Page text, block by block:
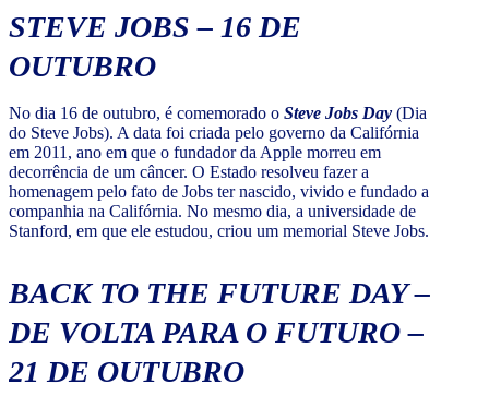
STEVE JOBS – 16 DE
OUTUBRO
No dia 16 de outubro, é comemorado o Steve Jobs Day (Dia
do Steve Jobs). A data foi criada pelo governo da Califórnia
em 2011, ano em que o fundador da Apple morreu em
decorrência de um câncer. O Estado resolveu fazer a
homenagem pelo fato de Jobs ter nascido, vivido e fundado a
companhia na Califórnia. No mesmo dia, a universidade de
Stanford, em que ele estudou, criou um memorial Steve Jobs.
BACK TO THE FUTURE DAY –
DE VOLTA PARA O FUTURO –
21 DE OUTUBRO